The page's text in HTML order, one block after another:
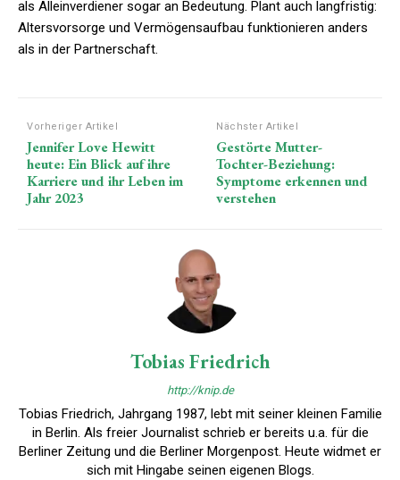
als Alleinverdiener sogar an Bedeutung. Plant auch langfristig:
Altersvorsorge und Vermögensaufbau funktionieren anders
als in der Partnerschaft.
Vorheriger Artikel
Jennifer Love Hewitt
heute: Ein Blick auf ihre
Karriere und ihr Leben im
Jahr 2023
Nächster Artikel
Gestörte Mutter-
Tochter-Beziehung:
Symptome erkennen und
verstehen
Tobias Friedrich
http://knip.de
Tobias Friedrich, Jahrgang 1987, lebt mit seiner kleinen Familie
in Berlin. Als freier Journalist schrieb er bereits u.a. für die
Berliner Zeitung und die Berliner Morgenpost. Heute widmet er
sich mit Hingabe seinen eigenen Blogs.